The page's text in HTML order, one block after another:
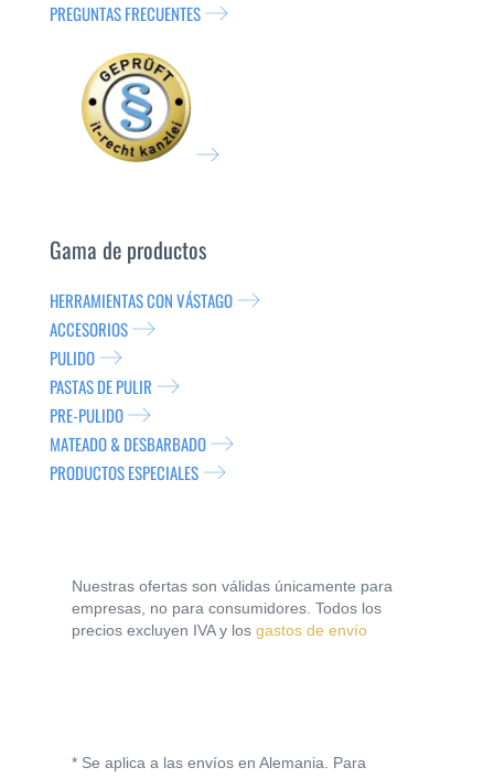
PREGUNTAS FRECUENTES
Gama de productos
HERRAMIENTAS CON VÁSTAGO
ACCESORIOS
PULIDO
PASTAS DE PULIR
PRE-PULIDO
MATEADO & DESBARBADO
PRODUCTOS ESPECIALES
Nuestras ofertas son válidas únicamente para
empresas, no para consumidores. Todos los
precios excluyen IVA y los gastos de envío
* Se aplica a las envíos en Alemania. Para